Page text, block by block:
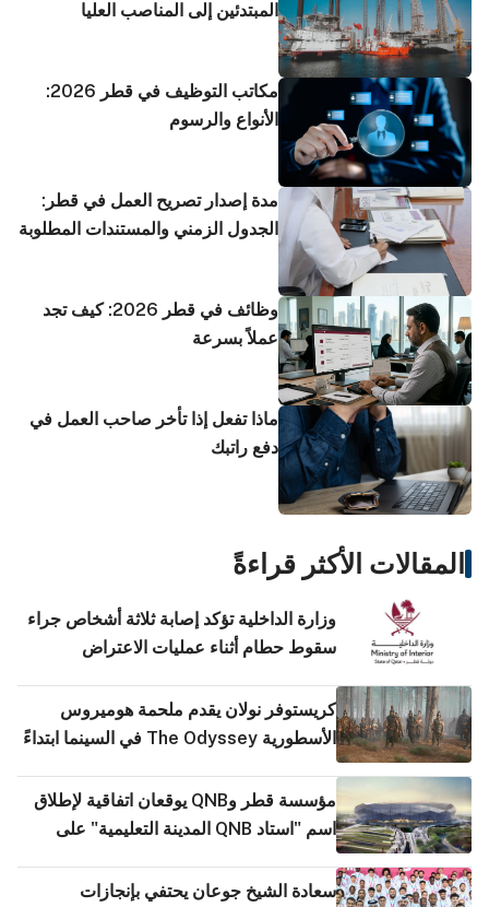
المبتدئين إلى المناصب العليا
مكاتب التوظيف في قطر 2026:
الأنواع والرسوم
مدة إصدار تصريح العمل في قطر:
الجدول الزمني والمستندات المطلوبة
وظائف في قطر 2026: كيف تجد
عملاً بسرعة
ماذا تفعل إذا تأخر صاحب العمل في
دفع راتبك
المقالات الأكثر قراءةً
وزارة الداخلية تؤكد إصابة ثلاثة أشخاص جراء
سقوط حطام أثناء عمليات الاعتراض
كريستوفر نولان يقدم ملحمة هوميروس
الأسطورية The Odyssey في السينما ابتداءً
مؤسسة قطر وQNB يوقعان اتفاقية لإطلاق
اسم "استاد QNB المدينة التعليمية" على
سعادة الشيخ جوعان يحتفي بإنجازات